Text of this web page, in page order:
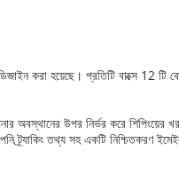
করা হয়েছে। প্রতিটি বাক্সে 12
উপর নির্ভর করে শিপিংয়ের
ট্র্যাকিং তথ্য সহ একটি নিশ্চিতকরণ